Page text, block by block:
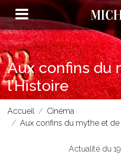
Aux confins du
l’Histoire
Accueil
Cinéma
Aux confins du mythe et de
Actualité du